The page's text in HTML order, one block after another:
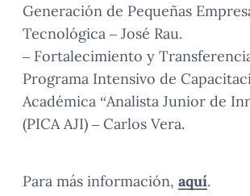
Generación de Pequeñas
Tecnológica – José Rau.
– Fortalecimiento y
Programa Intensivo de
Académica “Analista Junior de
(PICA AJI) – Carlos Vera.
Para más información, aquí.